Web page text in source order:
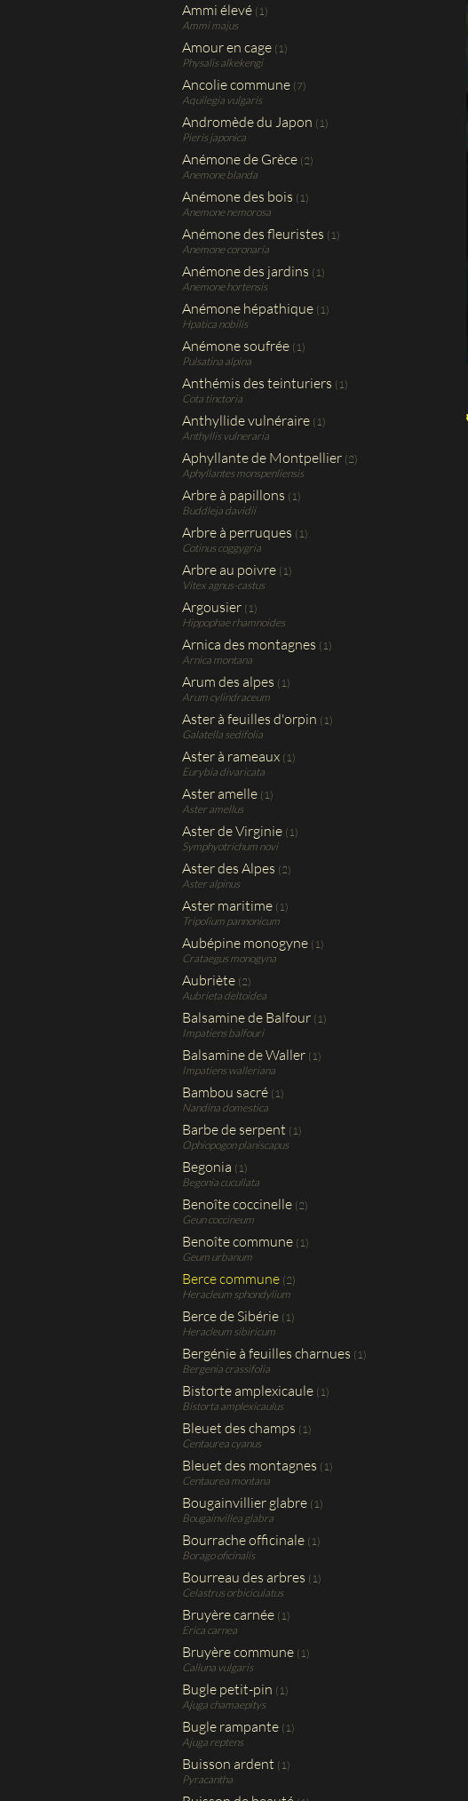
Ammi élevé (1)
Ammi majus
Amour en cage (1)
Physalis alkekengi
Ancolie commune (7)
Aquilegia vulgaris
Andromède du Japon (1)
Pieris japonica
Anémone de Grèce (2)
Anemone blanda
Anémone des bois (1)
Anemone nemorosa
Anémone des fleuristes (1)
Anemone coronaria
Anémone des jardins (1)
Anemone hortensis
Anémone hépathique (1)
Hpatica nobilis
Anémone soufrée (1)
Pulsatina alpina
Anthémis des teinturiers (1)
Cota tinctoria
Anthyllide vulnéraire (1)
Anthyllis vulneraria
Aphyllante de Montpellier (2)
Aphyllantes monspenliensis
Arbre à papillons (1)
Buddleja davidii
Arbre à perruques (1)
Cotinus coggygria
Arbre au poivre (1)
Vitex agnus-castus
Argousier (1)
Hippophae rhamnoides
Arnica des montagnes (1)
Arnica montana
Arum des alpes (1)
Arum cylindraceum
Aster à feuilles d'orpin (1)
Galatella sedifolia
Aster à rameaux (1)
Eurybia divaricata
Aster amelle (1)
Aster amellus
Aster de Virginie (1)
Symphyotrichum novi
Aster des Alpes (2)
Aster alpinus
Aster maritime (1)
Tripolium pannonicum
Aubépine monogyne (1)
Crataegus monogyna
Aubriète (2)
Aubrieta deltoidea
Balsamine de Balfour (1)
Impatiens balfouri
Balsamine de Waller (1)
Impatiens walleriana
Bambou sacré (1)
Nandina domestica
Barbe de serpent (1)
Ophiopogon planiscapus
Begonia (1)
Begonia cucullata
Benoîte coccinelle (2)
Geun coccineum
Benoîte commune (1)
Geum urbanum
Berce commune (2)
Heracleum sphondylium
Berce de Sibérie (1)
Heracleum sibiricum
Bergénie à feuilles charnues (1)
Bergenia crassifolia
Bistorte amplexicaule (1)
Bistorta amplexicaulus
Bleuet des champs (1)
Centaurea cyanus
Bleuet des montagnes (1)
Centaurea montana
Bougainvillier glabre (1)
Bougainvillea glabra
Bourrache officinale (1)
Borago oficinalis
Bourreau des arbres (1)
Celastrus orbiciculatus
Bruyère carnée (1)
Erica carnea
Bruyère commune (1)
Calluna vulgaris
Bugle petit-pin (1)
Ajuga chamaepitys
Bugle rampante (1)
Ajuga reptens
Buisson ardent (1)
Pyracantha